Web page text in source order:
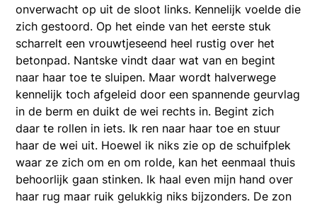
onverwacht op uit de sloot links. Kennelijk voelde die
zich gestoord. Op het einde van het eerste stuk
scharrelt een vrouwtjeseend heel rustig over het
betonpad. Nantske vindt daar wat van en begint
naar haar toe te sluipen. Maar wordt halverwege
kennelijk toch afgeleid door een spannende geurvlag
in de berm en duikt de wei rechts in. Begint zich
daar te rollen in iets. Ik ren naar haar toe en stuur
haar de wei uit. Hoewel ik niks zie op de schuifplek
waar ze zich om en om rolde, kan het eenmaal thuis
behoorlijk gaan stinken. Ik haal even mijn hand over
haar rug maar ruik gelukkig niks bijzonders. De zon